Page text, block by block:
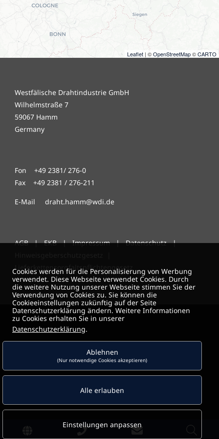
Leaflet | ©OpenStreetMap©CARTO
Westfälische Drahtindustrie GmbH
Wilhelmstraße 7
59067 Hamm
Germany
Fon +49 2381/ 276-0
Fax +49 2381 / 276-211
E-Mail draht.hamm@wdi.de
AGB|EKB|Impressum|Datenschutz|
Lieferkettensorgfaltspflichtengesetz
Cookies werden für die Personalisierung von Werbung
verwendet. Diese Webseite verwendet Cookies. Durch
die weitere Nutzung unserer Webseite stimmen Sie der
Verwendung von Cookies zu. Sie können die
Cookieeinstellungen zukünftig auf der Seite
Datenschutzerklärung ändern. Weitere Informationen
zu Cookies erhalten Sie in unserer
Datenschutzerklärung.
Ablehnen
(Nur notwendige Cookies akzeptieren)
Alle erlauben
Einstellungen anpassen